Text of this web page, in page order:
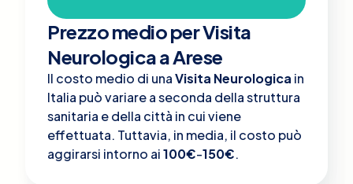
Prezzo medio per Visita
Neurologica a Arese
Il costo medio di unaVisita Neurologica in
Italia può variare a seconda della struttura
sanitaria e della città in cui viene
effettuata. Tuttavia, in media, il costo può
aggirarsi intorno ai100€-150€.